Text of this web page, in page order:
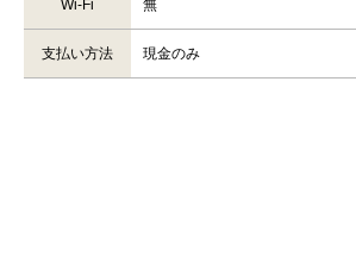
Wi-Fi 無
支払い方法 現金のみ